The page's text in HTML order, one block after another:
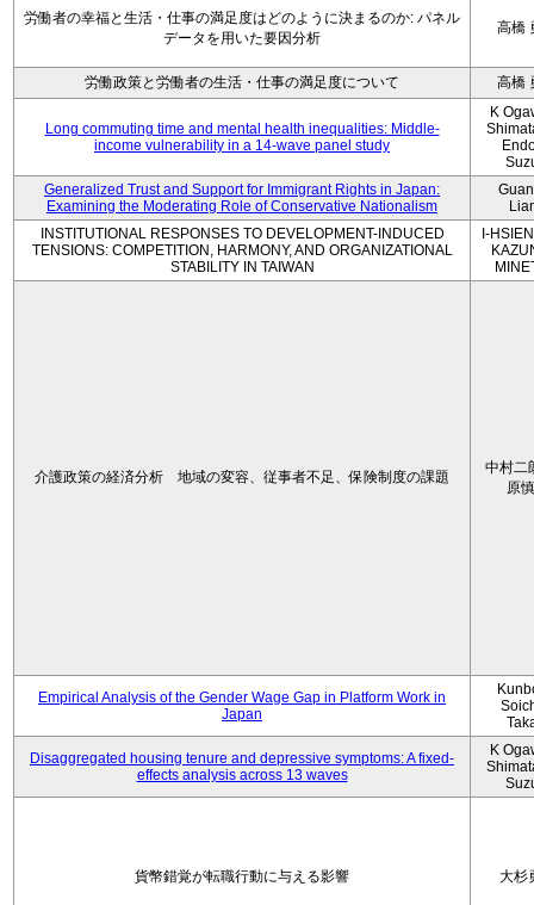
労働者の幸福と生活・仕事の満足度はどのように決まるのか: パネル
データを用いた要因分析
高橋
労働政策と労働者の生活・仕事の満足度について 高橋
Long commuting time and mental health inequalities: Middle-
income vulnerability in a 14-wave panel study
K
Generalized Trust and Support for Immigrant Rights in Japan:
Examining the Moderating Role of Conservative Nationalism
INSTITUTIONAL RESPONSES TO DEVELOPMENT-INDUCED
TENSIONS: COMPETITION, HARMONY, AND ORGANIZATIONAL
STABILITY IN TAIWAN
I-
介護政策の経済分析 地域の変容、従事者不足、保険制度の課題
中村二
原
Empirical Analysis of the Gender Wage Gap in Platform Work in
Japan
Disaggregated housing tenure and depressive symptoms: A fixed-
effects analysis across 13 waves
K
貨幣錯覚が転職行動に与える影響 大杉